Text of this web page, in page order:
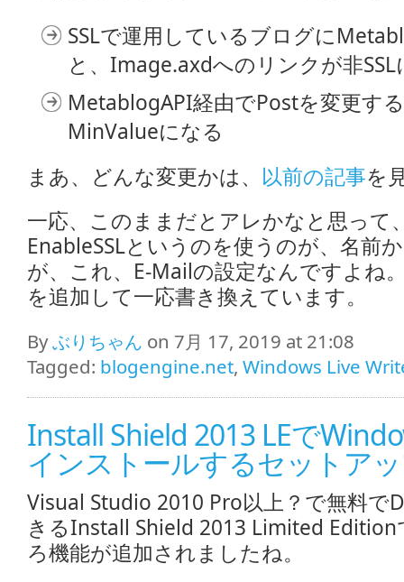
SSLで運用しているブログに
と、Image.axdへのリンクが非
MetablogAPI経由でPostを変更す
MinValueになる
まあ、どんな変更かは、 以前の記事を
一応、このままだとアレかなと思って
EnableSSLというのを使うのが、名前
が、これ、E-Mailの設定なんですよね
を追加して一応書き換えています。
Byぶりちゃん on 7月 17, 2019 at 21:08
Tagged: blogengine.net, Windows Live
Install Shield 2013 LEで
インストールするセットア
Visual Studio 2010 Pro以上？で無料で
きるInstall Shield 2013 Limited Edition
ろ機能が追加されましたね。